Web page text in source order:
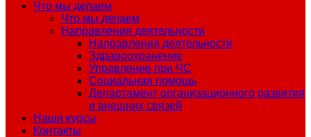
Что мы делаем
Что мы делаем
Направления деятельности
Направления деятельности
Здравоохранение
Управление при ЧС
Социальная помощь
Департамент организационного развития
и внешних связей
Наши курсы
Контакты